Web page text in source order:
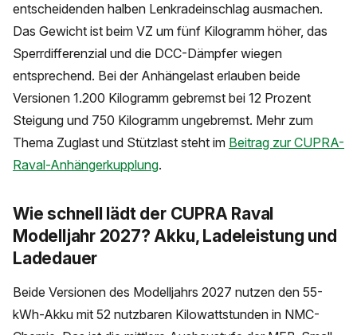
entscheidenden halben Lenkradeinschlag ausmachen.
Das Gewicht ist beim VZ um fünf Kilogramm höher, das
Sperrdifferenzial und die DCC-Dämpfer wiegen
entsprechend. Bei der Anhängelast erlauben beide
Versionen 1.200 Kilogramm gebremst bei 12 Prozent
Steigung und 750 Kilogramm ungebremst. Mehr zum
Thema Zuglast und Stützlast steht im Beitrag zur CUPRA-
Raval-Anhängerkupplung.
Wie schnell lädt der CUPRA Raval
Modelljahr 2027? Akku, Ladeleistung und
Ladedauer
Beide Versionen des Modelljahrs 2027 nutzen den 55-
kWh-Akku mit 52 nutzbaren Kilowattstunden in NMC-